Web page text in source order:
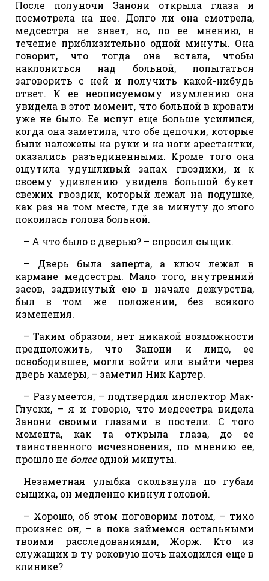
После полуночи Занони открыла глаза и
посмотрела на нее. Долго ли она смотрела,
медсестра не знает, но, по ее мнению, в
течение приблизительно одной минуты. Она
говорит, что тогда она встала, чтобы
наклониться над больной, попытаться
заговорить с ней и получить какой-нибудь
ответ. К ее неописуемому изумлению она
увидела в этот момент, что больной в кровати
уже не было. Ее испуг еще больше усилился,
когда она заметила, что обе цепочки, которые
были наложены на руки и на ноги арестантки,
оказались разъединенными. Кроме того она
ощутила удушливый запах гвоздики, и к
своему удивлению увидела большой букет
свежих гвоздик, который лежал на подушке,
как раз на том месте, где за минуту до этого
покоилась голова больной.
– А что было с дверью? – спросил сыщик.
– Дверь была заперта, а ключ лежал в
кармане медсестры. Мало того, внутренний
засов, задвинутый ею в начале дежурства,
был в том же положении, без всякого
изменения.
– Таким образом, нет никакой возможности
предположить, что Занони и лицо, ее
освободившее, могли войти или выйти через
дверь камеры, – заметил Ник Картер.
– Разумеется, – подтвердил инспектор Мак-
Глуски, – я и говорю, что медсестра видела
Занони своими глазами в постели. С того
момента, как та открыла глаза, до ее
таинственного исчезновения, по мнению ее,
прошло не болееодной минуты.
Незаметная улыбка скользнула по губам
сыщика, он медленно кивнул головой.
– Хорошо, об этом поговорим потом, – тихо
произнес он, – а пока займемся остальными
твоими расследованиями, Жорж. Кто из
служащих в ту роковую ночь находился еще в
клинике?